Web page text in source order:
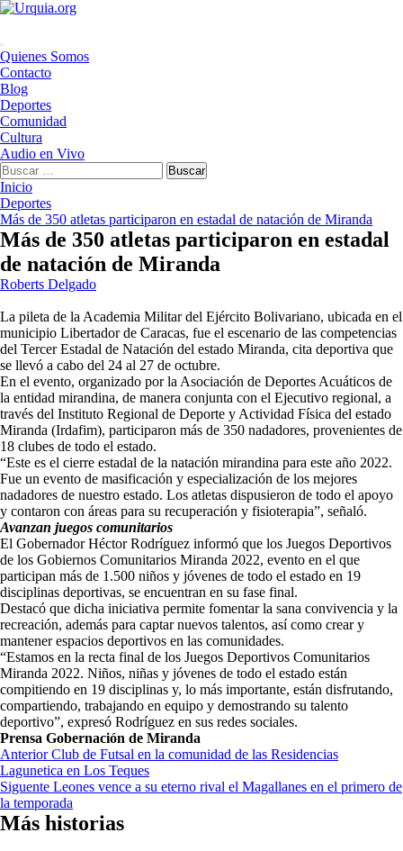
Saltar
Menú
principal
Quienes Somos
Contacto
Blog
Deportes
Comunidad
Cultura
Audio en Vivo
Buscar:
Inicio
Deportes
Más de 350 atletas participaron en estadal de natación de Miranda
Más de 350 atletas participaron en estadal
de natación de Miranda
Roberts Delgado
La pileta de la Academia Militar del Ejército Bolivariano, ubicada en el
municipio Libertador de Caracas, fue el escenario de las competencias
del Tercer Estadal de Natación del estado Miranda, cita deportiva que
se llevó a cabo del 24 al 27 de octubre.
En el evento, organizado por la Asociación de Deportes Acuáticos de
la entidad mirandina, de manera conjunta con el Ejecutivo regional, a
través del Instituto Regional de Deporte y Actividad Física del estado
Miranda (Irdafim), participaron más de 350 nadadores, provenientes de
18 clubes de todo el estado.
“Este es el cierre estadal de la natación mirandina para este año 2022.
Fue un evento de masificación y especialización de los mejores
nadadores de nuestro estado. Los atletas dispusieron de todo el apoyo
y contaron con áreas para su recuperación y fisioterapia”, señaló.
Avanzan juegos comunitarios
El Gobernador Héctor Rodríguez informó que los Juegos Deportivos
de los Gobiernos Comunitarios Miranda 2022, evento en el que
participan más de 1.500 niños y jóvenes de todo el estado en 19
disciplinas deportivas, se encuentran en su fase final.
Destacó que dicha iniciativa permite fomentar la sana convivencia y la
recreación, además para captar nuevos talentos, así como crear y
mantener espacios deportivos en las comunidades.
“Estamos en la recta final de los Juegos Deportivos Comunitarios
Miranda 2022. Niños, niñas y jóvenes de todo el estado están
compitiendo en 19 disciplinas y, lo más importante, están disfrutando,
compartiendo, trabajando en equipo y demostrando su talento
deportivo”, expresó Rodríguez en sus redes sociales.
Prensa Gobernación de Miranda
Navegación
de
entradas
AnteriorClub de Futsal en la comunidad de las Residencias
Lagunetica en Los Teques
Siguente Leones vence a su eterno rival el Magallanes en el primero de
la temporada
Más historias